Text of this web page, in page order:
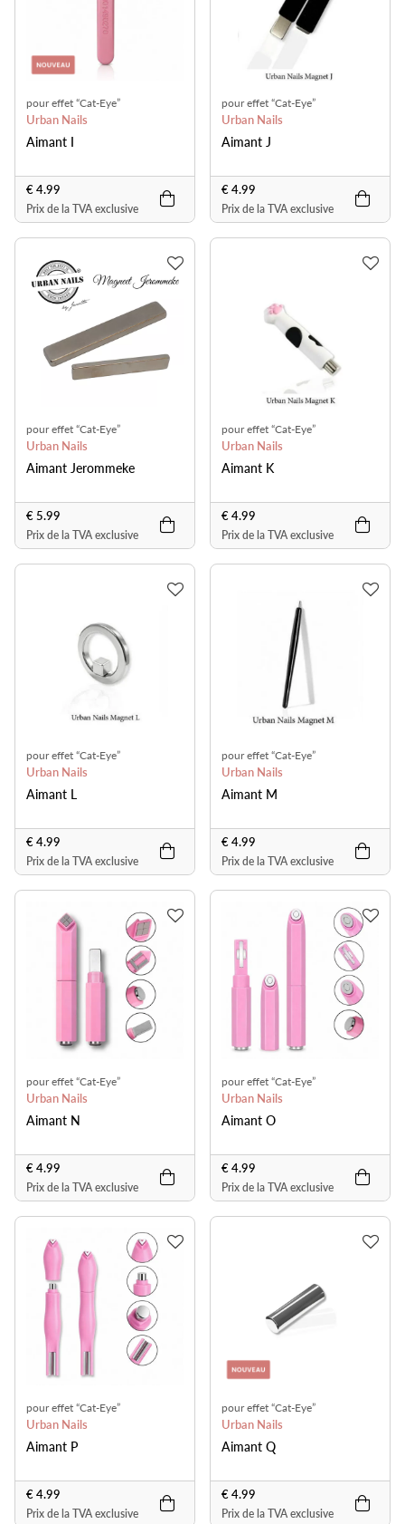
pour effet “Cat-Eye”
Urban Nails
Aimant I
€ 4.99
Prix de la TVA exclusive
pour effet “Cat-Eye”
Urban Nails
Aimant J
€ 4.99
Prix de la TVA exclusive
pour effet “Cat-Eye”
Urban Nails
Aimant Jerommeke
€ 5.99
Prix de la TVA exclusive
pour effet “Cat-Eye”
Urban Nails
Aimant K
€ 4.99
Prix de la TVA exclusive
pour effet “Cat-Eye”
Urban Nails
Aimant L
€ 4.99
Prix de la TVA exclusive
pour effet “Cat-Eye”
Urban Nails
Aimant M
€ 4.99
Prix de la TVA exclusive
pour effet “Cat-Eye”
Urban Nails
Aimant N
€ 4.99
Prix de la TVA exclusive
pour effet “Cat-Eye”
Urban Nails
Aimant O
€ 4.99
Prix de la TVA exclusive
pour effet “Cat-Eye”
Urban Nails
Aimant P
€ 4.99
Prix de la TVA exclusive
pour effet “Cat-Eye”
Urban Nails
Aimant Q
€ 4.99
Prix de la TVA exclusive